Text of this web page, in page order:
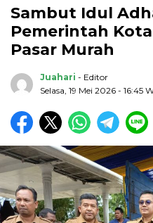
Sambut Idul
Pemerintah
Pasar Murah
Juahari - Editor
Selasa, 19 Mei 2026 - 16:45